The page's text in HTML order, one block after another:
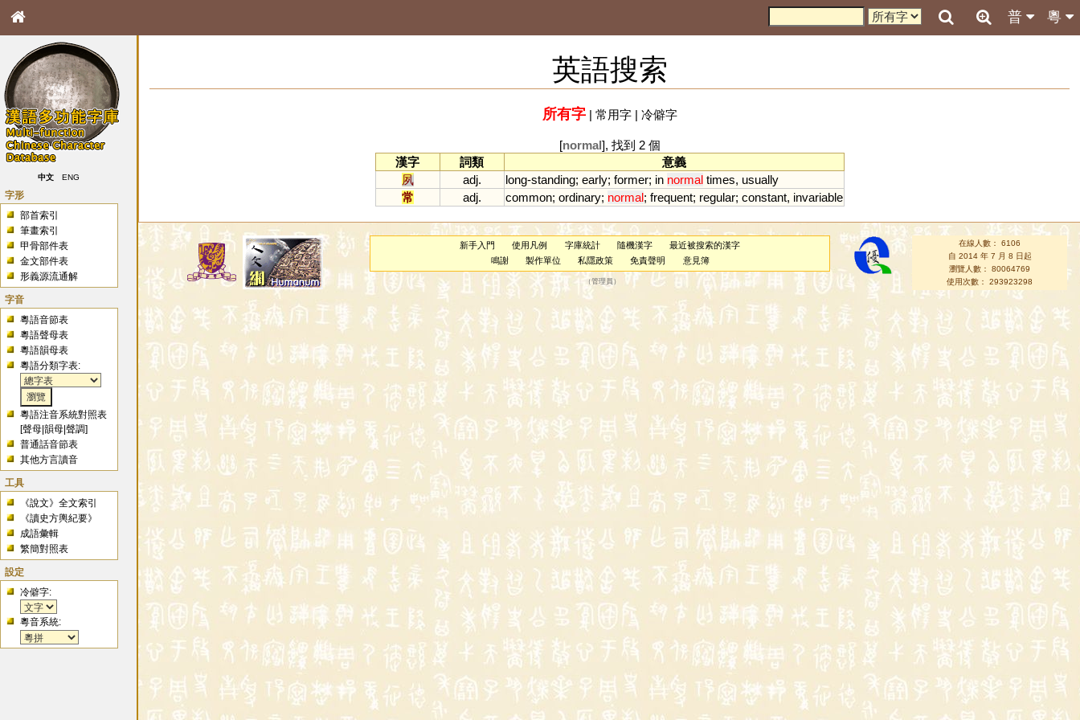
粵
普
中文 ENG
字形
部首索引
筆畫索引
甲骨部件表
金文部件表
形義源流通解
字音
粵語音節表
粵語聲母表
粵語韻母表
粵語分類字表:
粵語注音系統對照表
[聲母 |韻母 |聲調]
普通話音節表
其他方言讀音
工具
《說文》全文索引
《讀史方輿紀要》
成語彙輯
繁簡對照表
設定
冷僻字:
粵音系統:
英語搜索
所有字| 常用字| 冷僻字
[normal], 找到 2 個
漢字
詞類
意義
夙
adj. long-standing; early; former; in normal times, usually
常
adj. common; ordinary; normal; frequent; regular; constant, invariable
新手入門 使用凡例 字庫統計 隨機漢字
最近被搜索的漢字
鳴謝
製作單位 私隱政策 免責聲明 意見簿
（管理員 ）
在線人數： 6106
自 2014 年 7 月 8 日起
瀏覽人數： 80064769
使用次數： 293923298